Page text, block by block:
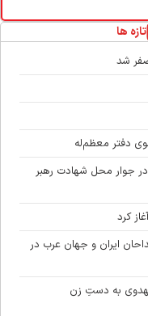
ها
شد
دفتر معظم‌له
جوار محل شهادت رهبر
کرد
ایران و جهان عرب در
به دستِ زن